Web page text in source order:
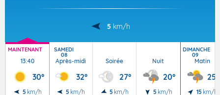
5 km/h
MAINTENANT
13:40
30°
5 km/h
SAMEDI
08
Après-midi
32°
5 km/h
Soirée
27°
5 km/h
Nuit
20°
5 km/h
DIMANCHE
09
Matin
25°
15 km/h